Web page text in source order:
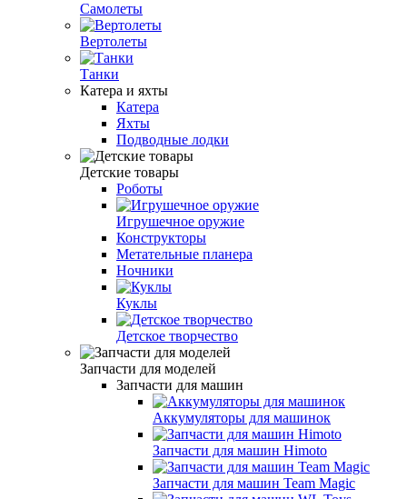
Самолеты
Вертолеты
Танки
Катера и яхты
Катера
Яхты
Подводные лодки
Детские товары
Роботы
Игрушечное оружие
Конструкторы
Метательные планера
Ночники
Куклы
Детское творчество
Запчасти для моделей
Запчасти для машин
Аккумуляторы для машинок
Запчасти для машин Himoto
Запчасти для машин Team Magic